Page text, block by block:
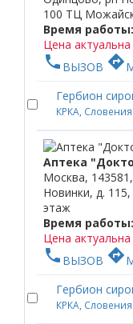
100 ТЦ
Время работы:
Цена
phone ВЫЗОВ directions
Гербион
КРКА, Словения
Аптека
Москва,
Новинки, д.
этаж
Время работы:
Цена
phone ВЫЗОВ directions
Гербион
КРКА, Словения